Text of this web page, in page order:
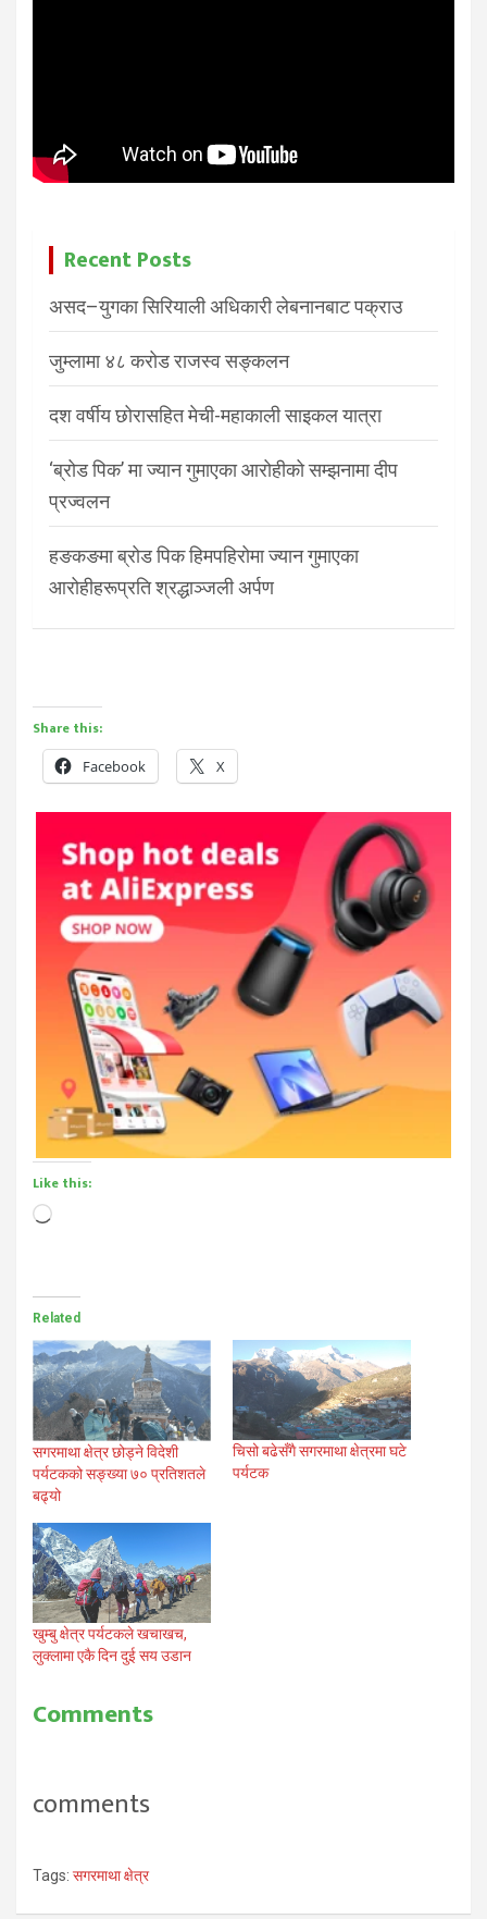
Recent Posts
असद–युगका सिरियाली अधिकारी लेबनानबाट पक्राउ
जुम्लामा ४८ करोड राजस्व सङ्कलन
दश वर्षीय छोरासहित मेची-महाकाली साइकल यात्रा
‘ब्रोड पिक’ मा ज्यान गुमाएका आरोहीको सम्झनामा दीप
प्रज्वलन
हङकङमा ब्रोड पिक हिमपहिरोमा ज्यान गुमाएका
आरोहीहरूप्रति श्रद्धाञ्जली अर्पण
Share this:
Facebook X
Like this:
Loading…
Related
सगरमाथा क्षेत्र छोड्ने विदेशी
पर्यटकको सङ्ख्या ७० प्रतिशतले
बढ्यो
चिसो बढेसँगै सगरमाथा क्षेत्रमा घटे
पर्यटक
खुम्बु क्षेत्र पर्यटकले खचाखच,
लुक्लामा एकै दिन दुई सय उडान
Comments
comments
Tags: सगरमाथा क्षेत्र